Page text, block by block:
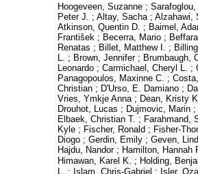
Hoogeveen, Suzanne ;
Peter J.
; Altay, Sacha ; Alzahawi,
Atkinson, Quentin D. ; Baimel,
František ; Becerra, Mario ;
Renatas ; Billet, Matthew I. ;
; Brown, Jennifer; Brumbaugh,
Leonardo ; Carmichael, Cheryl L. ;
Panagopoulos, Maxinne C. ;
Christian ; D'Urso, E. Damiano ;
Vries, Ymkje Anna ; Dean, Kristy K.
Drouhot, Lucas ; Dujmovic, Marin ;
Elbaek, Christian T. ; Farahmand,
Kyle ; Fischer, Ronald ; Fisher-
Diogo ; Gerdin, Emily ; Geven,
Hajdu, Nandor; Hamilton, Hannah
Himawan, Karel K.
; Holding,
; Islam, Chris-Gabriel ; Isler,